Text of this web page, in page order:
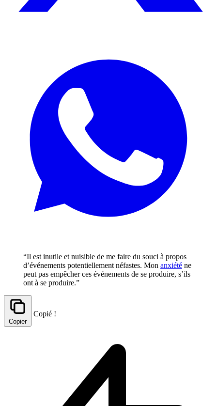
“Il est inutile et nuisible de me faire du souci à propos
d’événements potentiellement néfastes. Mon anxiété ne
peut pas empêcher ces événements de se produire, s’ils
ont à se produire.”
Copier
Copié !